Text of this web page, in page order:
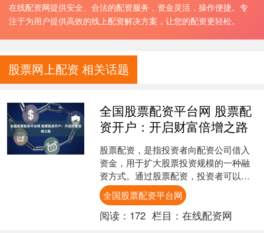
在线配资网提供安全、合法的配资服务，资金灵活，操作便捷。专
注于为用户提供高效的线上配资解决方案，让您的配资更轻松。
股票网上配资 相关话题
全国股票配资平台网 股票配
资开户：开启财富倍增之路
股票配资，是指投资者向配资公司借入
资金，用于扩大股票投资规模的一种融
资方式。通过股票配资，投资者可以放
大收益全国股票配资平台网，实现财富
倍增。 * **放大资金....
全国股票配资平台网
阅读： 172 栏目： 在线配资网